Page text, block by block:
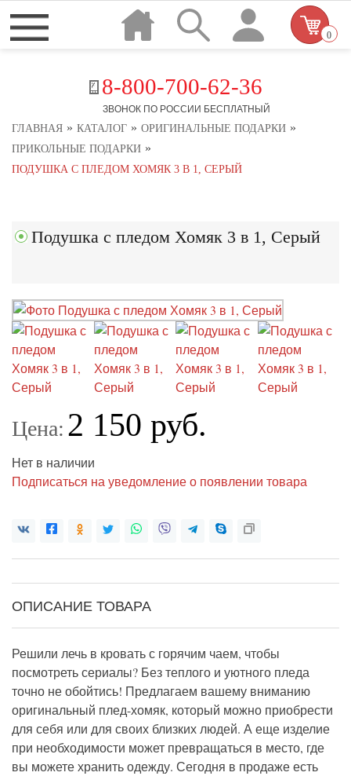
8-800-700-62-36
ЗВОНОК ПО РОССИИ БЕСПЛАТНЫЙ
0
ГЛАВНАЯ » КАТАЛОГ » ОРИГИНАЛЬНЫЕ ПОДАРКИ »
ПРИКОЛЬНЫЕ ПОДАРКИ »
ПОДУШКА С ПЛЕДОМ ХОМЯК 3 В 1, СЕРЫЙ
Подушка с пледом Хомяк 3 в 1, Серый
Цена: 2 150 руб.
Нет в наличии
Подписаться на уведомление о появлении товара
ОПИСАНИЕ ТОВАРА
Решили лечь в кровать с горячим чаем, чтобы
посмотреть сериалы? Без теплого и уютного пледа
точно не обойтись! Предлагаем вашему вниманию
оригинальный плед-хомяк, который можно приобрести
для себя или для своих близких людей. А еще изделие
при необходимости может превращаться в место, где
вы можете хранить одежду. Сегодня в продаже есть